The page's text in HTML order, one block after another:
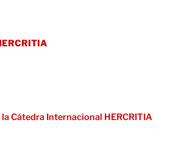
Cátedra Internacional HERCRITIA